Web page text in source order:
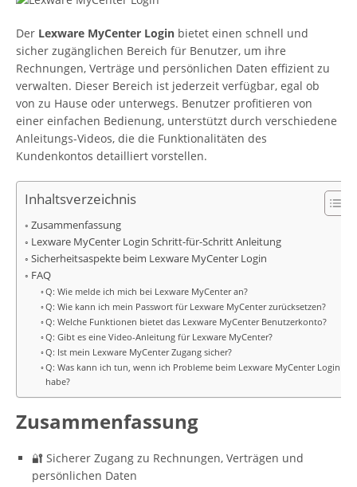
Der Lexware MyCenter Login bietet einen schnell und
sicher zugänglichen Bereich für Benutzer, um ihre
Rechnungen, Verträge und persönlichen Daten effizient zu
verwalten. Dieser Bereich ist jederzeit verfügbar, egal ob
von zu Hause oder unterwegs. Benutzer profitieren von
einer einfachen Bedienung, unterstützt durch verschiedene
Anleitungs-Videos, die die Funktionalitäten des
Kundenkontos detailliert vorstellen.
Inhaltsverzeichnis
Zusammenfassung
Lexware MyCenter Login Schritt-für-Schritt Anleitung
Sicherheitsaspekte beim Lexware MyCenter Login
FAQ
Q: Wie melde ich mich bei Lexware MyCenter an?
Q: Wie kann ich mein Passwort für Lexware MyCenter zurücksetzen?
Q: Welche Funktionen bietet das Lexware MyCenter Benutzerkonto?
Q: Gibt es eine Video-Anleitung für Lexware MyCenter?
Q: Ist mein Lexware MyCenter Zugang sicher?
Q: Was kann ich tun, wenn ich Probleme beim Lexware MyCenter Login
habe?
Zusammenfassung
🔐 Sicherer Zugang zu Rechnungen, Verträgen und
persönlichen Daten